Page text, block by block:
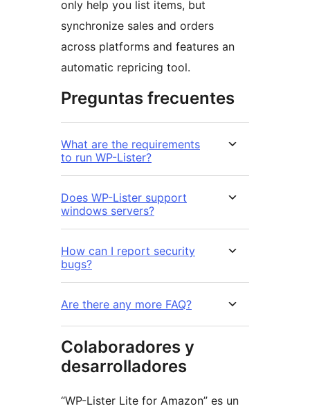
only help you list items, but
synchronize sales and orders
across platforms and features an
automatic repricing tool.
Preguntas frecuentes
What are the requirements
to run WP-Lister?
Does WP-Lister support
windows servers?
How can I report security
bugs?
Are there any more FAQ?
Colaboradores y
desarrolladores
“WP-Lister Lite for Amazon” es un